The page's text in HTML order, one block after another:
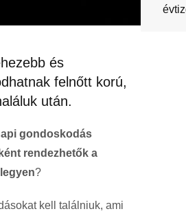
és
felnőtt korú,
után.
gondoskodás
rendezhetők a
?
kell találniuk, ami